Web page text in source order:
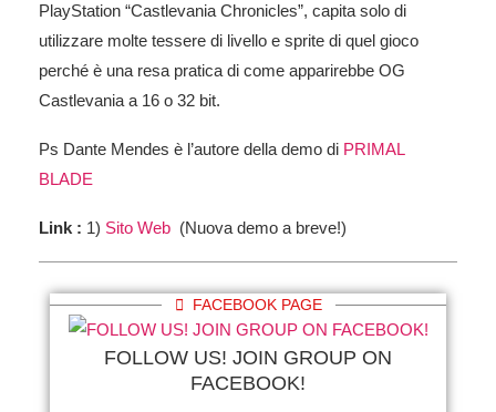
PlayStation “Castlevania Chronicles”, capita solo di
utilizzare molte tessere di livello e sprite di quel gioco
perché è una resa pratica di come apparirebbe OG
Castlevania a 16 o 32 bit.
Ps Dante Mendes è l’autore della demo di PRIMAL
BLADE
Link : 1) Sito Web (Nuova demo a breve!)
FACEBOOK PAGE
FOLLOW US! JOIN GROUP ON
FACEBOOK!